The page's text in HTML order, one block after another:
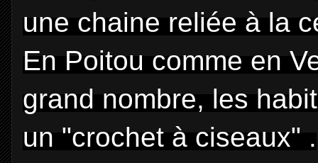
une chaine reliée à la
En Poitou comme en
grand nombre, les
un "crochet à ciseaux" .